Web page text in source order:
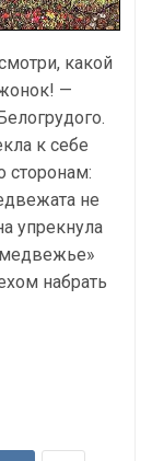
какой
—
к себе
сторонам:
не
упрекнула
набрать